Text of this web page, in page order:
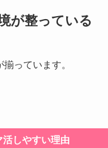
が整っている
っています。
しやすい理由